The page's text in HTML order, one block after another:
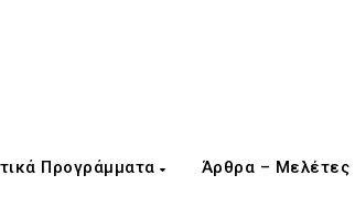
Προγράμματα Άρθρα – Μελέτες